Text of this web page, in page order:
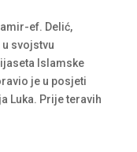
ef. Delić,
svojstvu
Islamske
je u posjeti
Luka. Prije teravih